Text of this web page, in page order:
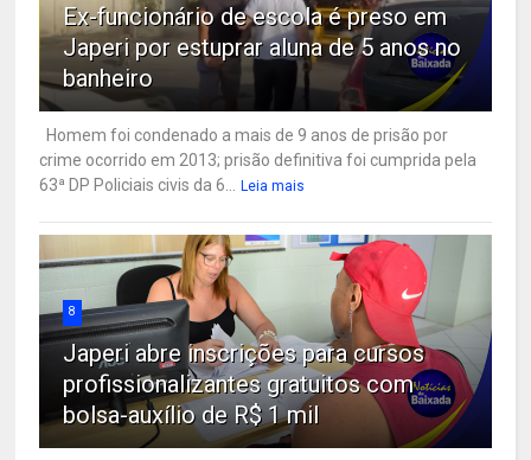
Ex-funcionário de escola é preso em
Japeri por estuprar aluna de 5 anos no
banheiro
Homem foi condenado a mais de 9 anos de prisão por
crime ocorrido em 2013; prisão definitiva foi cumprida pela
63ª DP Policiais civis da 6...
Leia mais
8
Japeri abre inscrições para cursos
profissionalizantes gratuitos com
bolsa-auxílio de R$ 1 mil